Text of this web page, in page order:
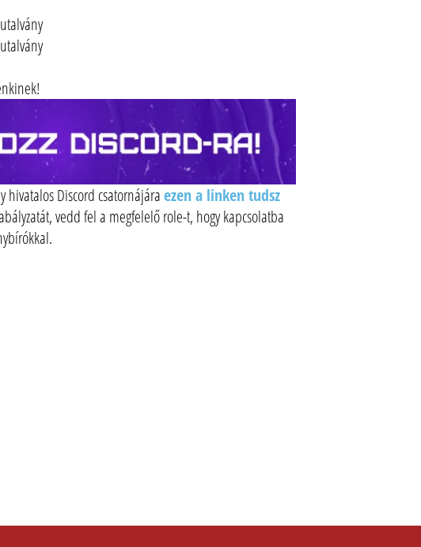
hivatalos Discord csatornájáraezen a linken tudsz
vedd fel a megfelelő role-t, hogy kapcsolatba